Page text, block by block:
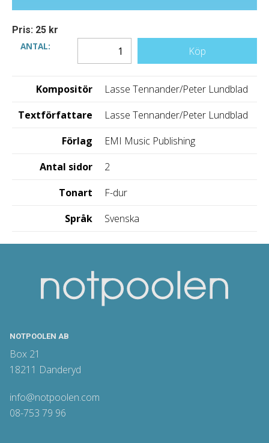
Pris: 25 kr
ANTAL:
Köp
Kompositör
Lasse Tennander/Peter Lundblad
Textförfattare
Lasse Tennander/Peter Lundblad
Förlag
EMI Music Publishing
Antal sidor
2
Tonart
F-dur
Språk
Svenska
NOTPOOLEN AB
Box 21
18211 Danderyd
info@notpoolen.com
08-753 79 96